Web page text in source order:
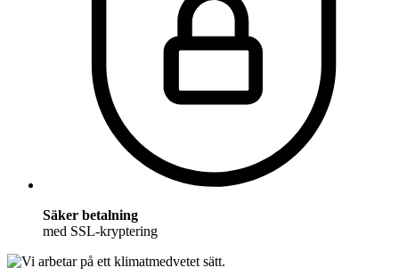
Säker betalning
med SSL-kryptering